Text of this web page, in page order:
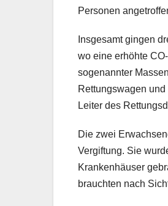
Personen
Insgesamt gingen
wo eine erhöhte
sogenannter
Rettungswagen
Leiter des
Die zwei
Vergiftung. Sie
Krankenhäuser
brauchten nach